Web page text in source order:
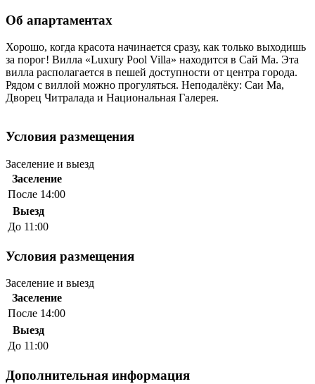
Об апартаментах
Хорошо, когда красота начинается сразу, как только выходишь
за порог! Вилла «Luxury Pool Villa» находится в Сай Ма. Эта
вилла располагается в пешей доступности от центра города.
Рядом с виллой можно прогуляться. Неподалёку: Саи Ма,
Дворец Читралада и Национальная Галерея.
Условия размещения
Заселение и выезд
Заселение
После 14:00
Выезд
До 11:00
Условия размещения
Заселение и выезд
Заселение
После 14:00
Выезд
До 11:00
Дополнительная информация